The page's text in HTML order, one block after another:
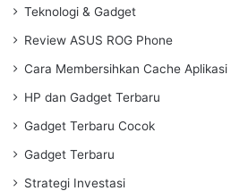
Teknologi & Gadget
Review ASUS ROG Phone
Cara Membersihkan Cache Aplikasi
HP dan Gadget Terbaru
Gadget Terbaru Cocok
Gadget Terbaru
Strategi Investasi